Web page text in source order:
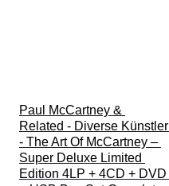
Paul McCartney &
Related - Diverse Künstler
- The Art Of McCartney –
Super Deluxe Limited
Edition 4LP + 4CD + DVD